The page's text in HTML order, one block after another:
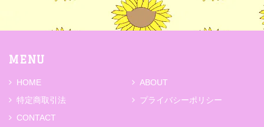
MENU
HOME
ABOUT
特定商取引法
プライバシーポリシー
CONTACT